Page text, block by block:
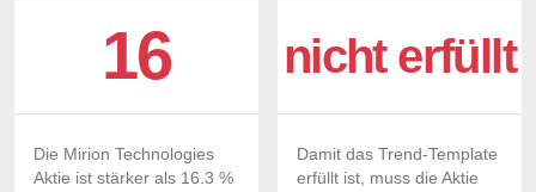
16
Die Mirion Technologies
Aktie ist stärker als 16.3 %
nicht erfüllt
Damit das Trend-Template
erfüllt ist, muss die Aktie